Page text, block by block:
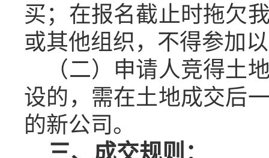
买；在报名截止时拖欠
或其他组织，不得参加
（二）申请人竞得土
设的，需在土地成交后
的新公司。
三、成交规则：